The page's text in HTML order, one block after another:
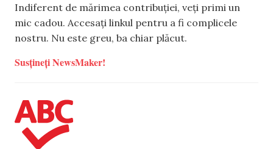
Indiferent de mărimea contribuției, veți primi un
mic cadou. Accesați linkul pentru a fi complicele
nostru. Nu este greu, ba chiar plăcut.
Susțineți NewsMaker!